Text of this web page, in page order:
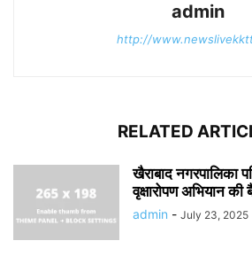
admin
http://
RELATED
खैराबाद नगरपालिका
वृक्षारोपण अभियान
admin - July 23, 2025